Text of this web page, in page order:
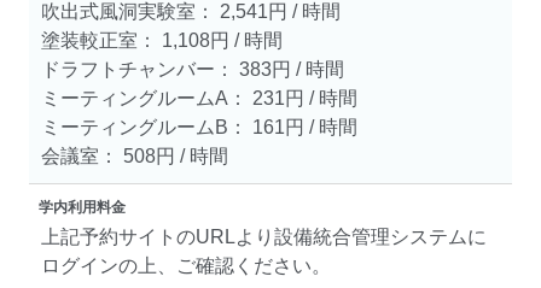
吹出式風洞実験室： 2,541円 / 時間
塗装較正室： 1,108円 / 時間
ドラフトチャンバー： 383円 / 時間
ミーティングルームA： 231円 / 時間
ミーティングルームB： 161円 / 時間
会議室： 508円 / 時間
学内利用料金
上記予約サイトのURLより設備統合管理システムに
ログインの上、ご確認ください。